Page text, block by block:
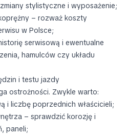
stylistyczne i wyposażenie;
– rozważ koszty
w Polsce;
serwisową i ewentualne
hamulców czy układu
i testu jazdy
ostrożności. Zwykle warto:
i liczbę poprzednich właścicieli;
– sprawdzić korozję i
paneli;